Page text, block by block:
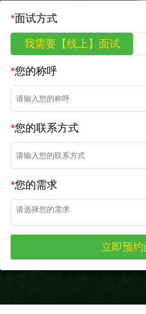
*面试方式
我需要【线上】面试
*您的称呼
*您的联系方式
*您的需求